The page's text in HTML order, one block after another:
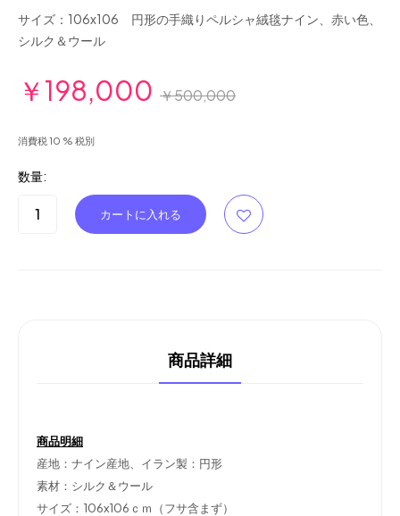
サイズ：106x106 円形の手織りペルシャ絨毯ナイン、赤い色、
シルク＆ウール
￥198,000 ￥500,000
消費税 10 % 税別
数量:
商品詳細
商品明細
産地：ナイン産地、イラン製：円形
素材：シルク＆ウール
サイズ：106x106ｃｍ（フサ含まず）